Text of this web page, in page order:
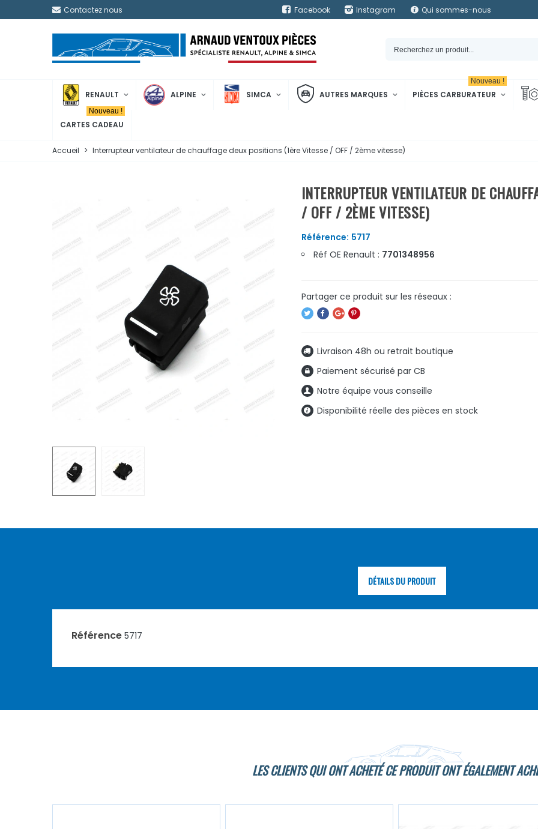
Contactez nous Facebook Instagram Qui sommes-nous
RENAULT ALPINE SIMCA AUTRES MARQUES PIÈCES CARBURATEUR
Nouveau !
CARTES CADEAU
Nouveau !
Accueil > Interrupteur ventilateur de chauffage deux positions (1ère Vitesse / OFF / 2ème vitesse)
INTERRUPTEUR VENTILATEUR DE
/ OFF / 2ÈME VITESSE)
Référence: 5717
Réf OE Renault : 7701348956
Livraison 48h ou retrait boutique
Paiement sécurisé par CB
Notre équipe vous conseille
Disponibilité réelle des pièces en stock
DÉTAILS DU PRODUIT
Référence 5717
LES CLIENTS QUI ONT ACHETÉ CE PRODUIT ONT ÉGALEMENT